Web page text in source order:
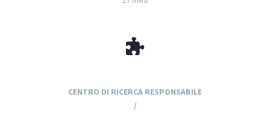
CENTRO DI RICERCA RESPONSABILE
/